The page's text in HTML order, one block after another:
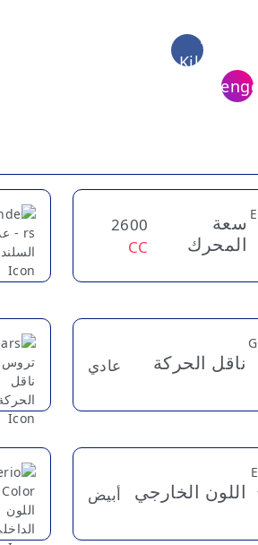
سعة
المحرك
2600
CC
ناقل الحركة عادي
اللون الخارجي أبيض